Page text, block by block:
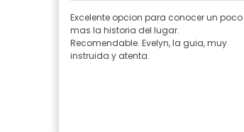
Excelente opcion para conocer un poco
mas la historia del lugar.
Recomendable. Evelyn, la guia, muy
instruida y atenta.